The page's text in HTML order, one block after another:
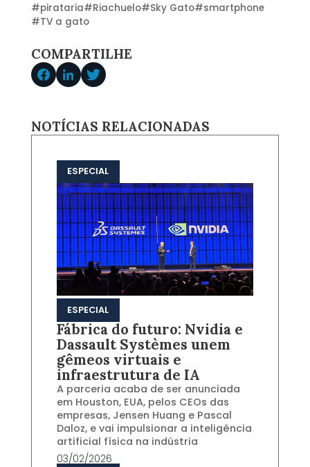
#pirataria#Riachuelo#Sky Gato#smartphone
#TV a gato
COMPARTILHE
NOTÍCIAS RELACIONADAS
ESPECIAL
ESPECIAL
Fábrica do futuro: Nvidia e
Dassault Systèmes unem
gêmeos virtuais e
infraestrutura de IA
A parceria acaba de ser anunciada
em Houston, EUA, pelos CEOs das
empresas, Jensen Huang e Pascal
Daloz, e vai impulsionar a inteligência
artificial física na indústria
03/02/2026